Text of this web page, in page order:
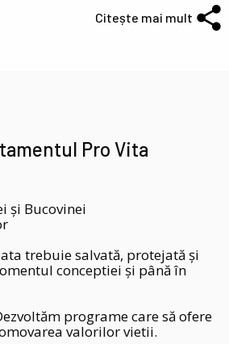
Citește mai mult
Pro Vita
și Bucovinei
trebuie salvată, protejată și
conceptiei și până în
programe care să ofere
valorilor vietii.